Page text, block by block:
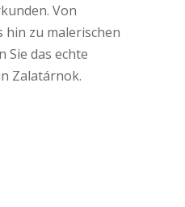
Von
zu malerischen
Sie das echte
Zalatárnok.